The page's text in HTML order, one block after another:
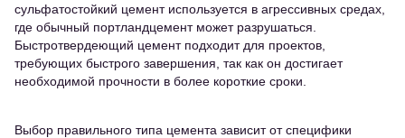
сульфатостойкий цемент используется в агрессивных средах,
где обычный портландцемент может разрушаться.
Быстротвердеющий цемент подходит для проектов,
требующих быстрого завершения, так как он достигает
необходимой прочности в более короткие сроки.
Выбор правильного типа цемента зависит от специфики